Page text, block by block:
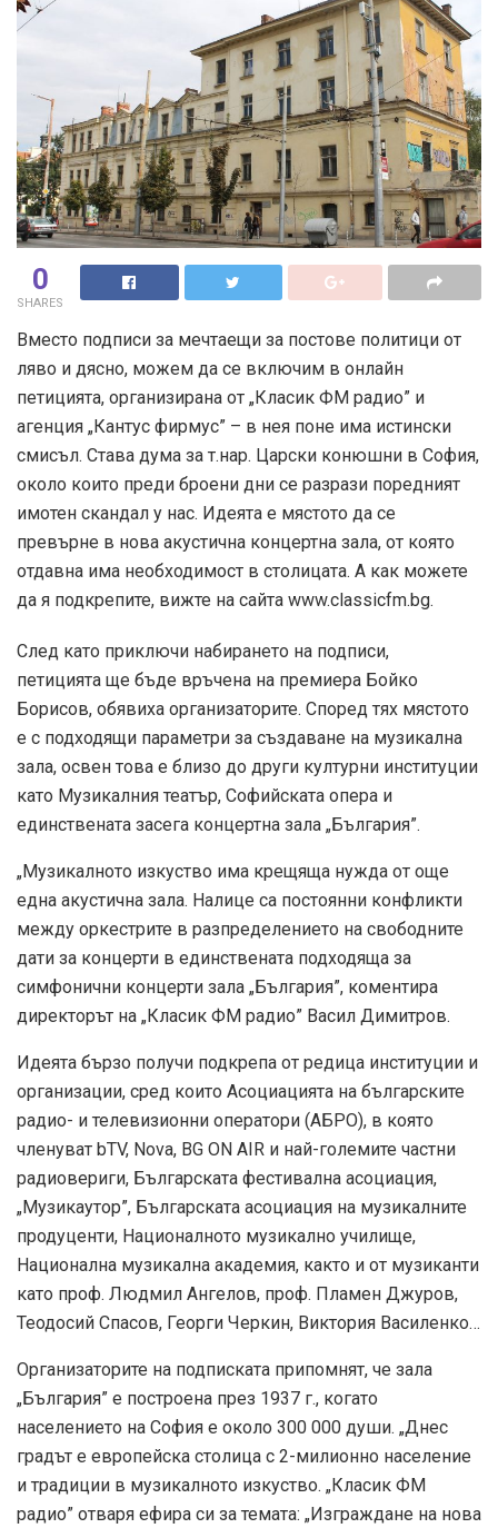
0
SHARES
Вместо подписи за мечтаещи за постове политици от
ляво и дясно, можем да се включим в онлайн
петицията, организирана от „Класик ФМ радио” и
агенция „Кантус фирмус” – в нея поне има истински
смисъл. Става дума за т.нар. Царски конюшни в София,
около които преди броени дни се разрази поредният
имотен скандал у нас. Идеята е мястото да се
превърне в нова акустична концертна зала, от която
отдавна има необходимост в столицата. А как можете
да я подкрепите, вижте на сайта www.classicfm.bg.
След като приключи набирането на подписи,
петицията ще бъде връчена на премиера Бойко
Борисов, обявиха организаторите. Според тях мястото
е с подходящи параметри за създаване на музикална
зала, освен това е близо до други културни институции
като Музикалния театър, Софийската опера и
единствената засега концертна зала „България”.
„Музикалното изкуство има крещяща нужда от още
една акустична зала. Налице са постоянни конфликти
между оркестрите в разпределението на свободните
дати за концерти в единствената подходяща за
симфонични концерти зала „България”, коментира
директорът на „Класик ФМ радио” Васил Димитров.
Идеята бързо получи подкрепа от редица институции и
организации, сред които Асоциацията на българските
радио- и телевизионни оператори (АБРО), в която
членуват bTV, Nova, BG ON AIR и най-големите частни
радиовериги, Българската фестивална асоциация,
„Музикаутор”, Българската асоциация на музикалните
продуценти, Националното музикално училище,
Национална музикална академия, както и от музиканти
като проф. Людмил Ангелов, проф. Пламен Джуров,
Теодосий Спасов, Георги Черкин, Виктория Василенко…
Организаторите на подписката припомнят, че зала
„България” е построена през 1937 г., когато
населението на София е около 300 000 души. „Днес
градът е европейска столица с 2-милионно население
и традиции в музикалното изкуство. „Класик ФМ
радио” отваря ефира си за темата: „Изграждане на нова